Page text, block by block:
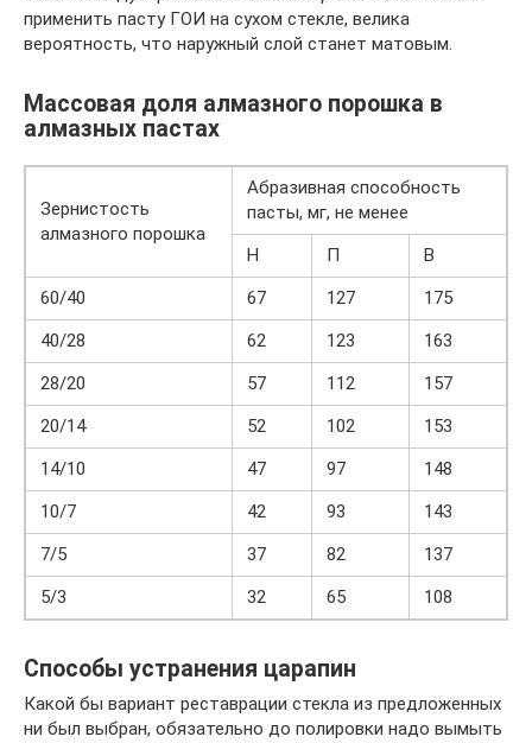
применить пасту ГОИ на сухом стекле, велика
вероятность, что наружный слой станет матовым.
Массовая доля алмазного порошка в
алмазных пастах
Зернистость
алмазного порошка
Абразивная способность
пасты, мг, не менее
Н
П
В
60/40
67 127
175
40/28
62 123
163
28/20
57 112
157
20/14
52 102
153
14/10
47 97
148
10/7
42 93
143
7/5
37 82
137
5/3
32 65 108
Способы устранения царапин
Какой бы вариант реставрации стекла из предложенных
ни был выбран, обязательно до полировки надо вымыть